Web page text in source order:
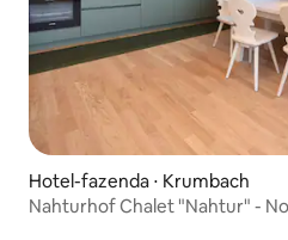
Hotel-fazenda ⋅ Krumbach
Nahturhof Chalet "Nahtur" -